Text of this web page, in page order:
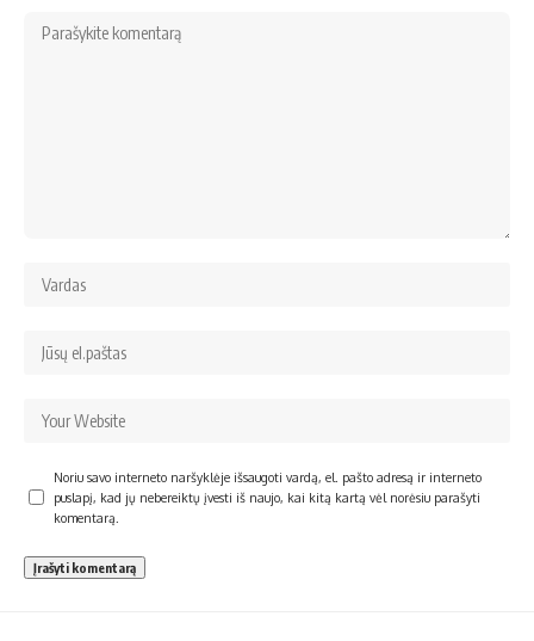
Noriu savo interneto naršyklėje išsaugoti vardą, el. pašto adresą ir interneto
puslapį, kad jų nebereiktų įvesti iš naujo, kai kitą kartą vėl norėsiu parašyti
komentarą.